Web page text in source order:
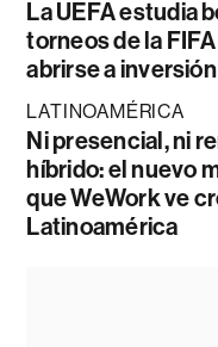
La UEFA estudia
torneos de la
abrirse a
LATINOAMÉRICA
Ni presencial, ni
híbrido: el nuevo
que WeWork ve
Latinoamérica